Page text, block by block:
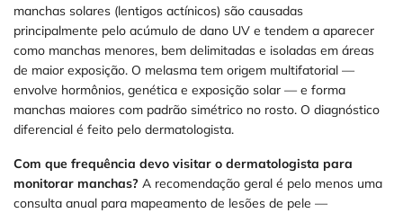
manchas solares (lentigos actínicos) são causadas
principalmente pelo acúmulo de dano UV e tendem a aparecer
como manchas menores, bem delimitadas e isoladas em áreas
de maior exposição. O melasma tem origem multifatorial —
envolve hormônios, genética e exposição solar — e forma
manchas maiores com padrão simétrico no rosto. O diagnóstico
diferencial é feito pelo dermatologista.
Com que frequência devo visitar o dermatologista para
monitorar manchas? A recomendação geral é pelo menos uma
consulta anual para mapeamento de lesões de pele —